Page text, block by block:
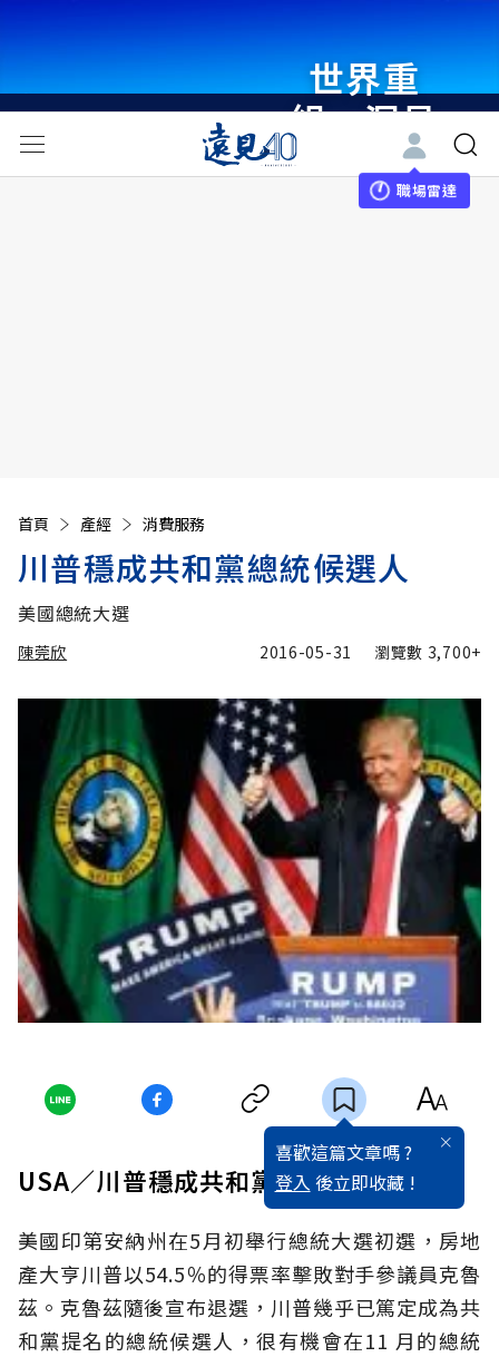
世界重
組・洞見
未來 與
世界領袖
職場雷達
首頁 產經 消費服務
川普穩成共和黨總統候選人
美國總統大選
陳莞欣 2016-05-31 瀏覽數 3,700+
喜歡這篇文章嗎 ?
登入 後立即收藏 !
USA／川普穩成共和黨總統候選人
美國印第安納州在5月初舉行總統大選初選，房地
產大亨川普以54.5％的得票率擊敗對手參議員克魯
茲。克魯茲隨後宣布退選，川普幾乎已篤定成為共
和黨提名的總統候選人，很有機會在11 月的總統